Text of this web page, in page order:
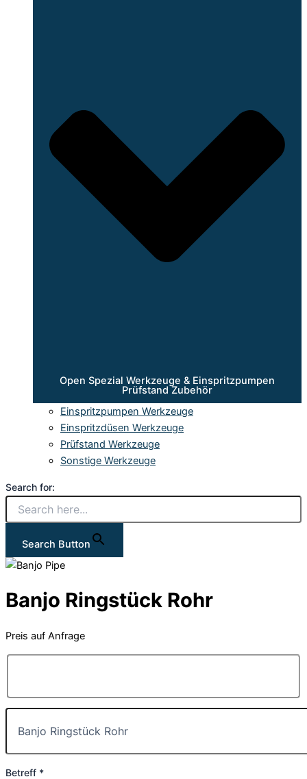
Open Spezial Werkzeuge & Einspritzpumpen
Prüfstand Zubehör
Einspritzpumpen Werkzeuge
Einspritzdüsen Werkzeuge
Prüfstand Werkzeuge
Sonstige Werkzeuge
Search for:
Search Button
Banjo Ringstück Rohr
Preis auf Anfrage
Betreff *